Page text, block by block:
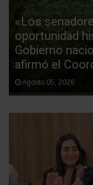
«Los
oportunidad
Gobierno
afirmó el
Agosto 05, 2026